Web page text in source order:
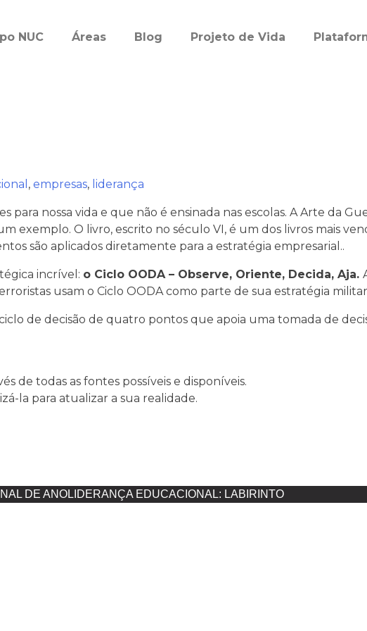
NUC Áreas Blog Projeto de Vida
, empresas, liderança
para nossa vida e que não é ensinada nas escolas. A Arte da
exemplo. O livro, escrito no século VI, é um dos livros mais
são aplicados diretamente para a estratégia empresarial..
incrível: o Ciclo OODA – Observe, Oriente, Decida, Aja.
usam o Ciclo OODA como parte de sua estratégia
de decisão de quatro pontos que apoia uma tomada de
de todas as fontes possíveis e disponíveis.
la para atualizar a sua realidade.
DE ANOLIDERANÇA EDUCACIONAL: LABIRINTO